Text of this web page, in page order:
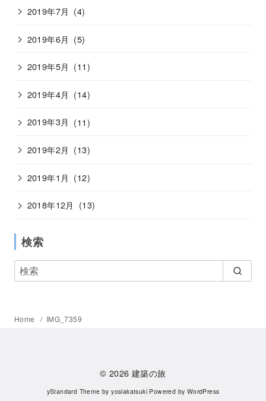
2019年7月 (4)
2019年6月 (5)
2019年5月 (11)
2019年4月 (14)
2019年3月 (11)
2019年2月 (13)
2019年1月 (12)
2018年12月 (13)
検索
Home IMG_7359
© 2026建築の旅
yStandard Theme byyosiakatsuki Powered by WordPress